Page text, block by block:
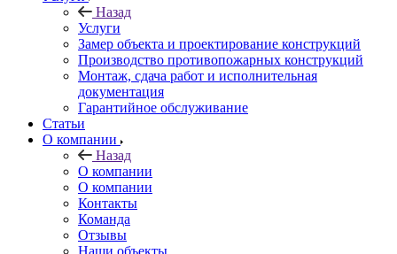
Назад
Услуги
Замер объекта и проектирование конструкций
Производство противопожарных конструкций
Монтаж, сдача работ и исполнительная
документация
Гарантийное обслуживание
Статьи
О компании
Назад
О компании
О компании
Контакты
Команда
Отзывы
Наши объекты